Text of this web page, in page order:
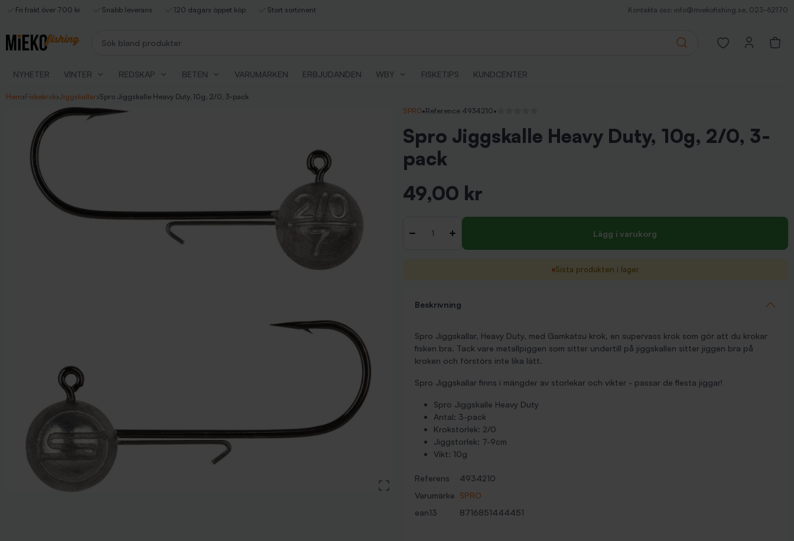
Fri frakt över 700 kr Snabb leverans 120 dagars öppet köp Stort sortiment Kontakta oss: info@miekofishing.se, 023-62170
Search
Open favorites
NYHETER VINTER REDSKAP BETEN VARUMÄRKEN ERBJUDANDEN WBY FISKETIPS KUNDCENTER
Hem›Fiskekrok›Jiggskallar›Spro Jiggskalle Heavy Duty, 10g, 2/0, 3-pack
View large image
SPRO•Reference 4934210•
Spro Jiggskalle Heavy Duty, 10g, 2/0, 3-
pack
49,00 kr
- + Lägg i varukorg
Sista produkten i lager
Beskrivning
Spro Jiggskallar, Heavy Duty, med Gamkatsu krok, en supervass krok som gör att du krokar
fisken bra. Tack vare metallpiggen som sitter undertill på jiggskallen sitter jiggen bra på
kroken och förstörs inte lika lätt.
Spro Jiggskallar finns i mängder av storlekar och vikter - passar de flesta jiggar!
Spro Jiggskalle Heavy Duty
Antal: 3-pack
Krokstorlek: 2/0
Jiggstorlek: 7-9cm
Vikt: 10g
Referens
4934210
Varumärke SPRO
ean13
8716851444451